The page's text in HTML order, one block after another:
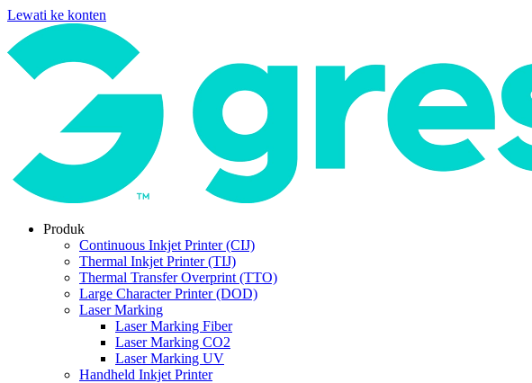
Lewati ke konten
Produk
Continuous Inkjet Printer (CIJ)
Thermal Inkjet Printer (TIJ)
Thermal Transfer Overprint (TTO)
Large Character Printer (DOD)
Laser Marking
Laser Marking Fiber
Laser Marking CO2
Laser Marking UV
Handheld Inkjet Printer